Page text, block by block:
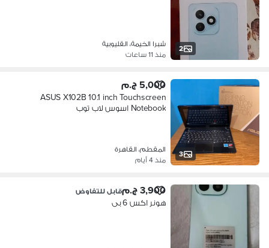
2
شبرا الخيمة، القليوبية
منذ 11 ساعات
3
5,000 ج.م
ASUS X102B 10.1 inch Touchscreen
Notebook اسوس لاب توب
المقطم، القاهرة
منذ 4 أيام
3,900 ج.م قابل للتفاوض
هونر اكس 6 بى